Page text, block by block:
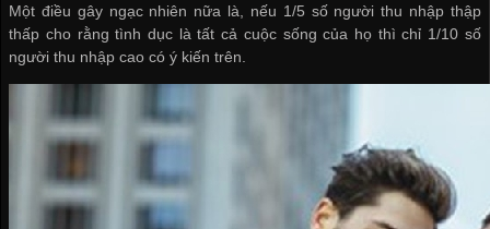
Một điều gây ngạc nhiên nữa là, nếu 1/5 số người thu nhập thập
thấp cho rằng tình dục là tất cả cuộc sống của họ thì chỉ 1/10 số
người thu nhập cao có ý kiến trên.